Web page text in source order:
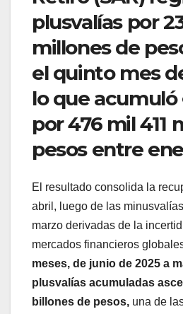
plusvalías por
millones de
el quinto mes
lo que acumuló
por 476 mil 411
pesos entre
El resultado consolida la
abril, luego de las
marzo derivadas de la
mercados financieros
meses, de junio de 2025 a
plusvalías acumuladas
billones de pesos, una de